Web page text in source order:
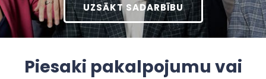
UZSĀKT SADARBĪBU
Piesaki pakalpojumu vai